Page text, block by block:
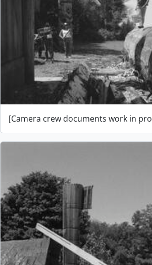
[Camera crew documents work in